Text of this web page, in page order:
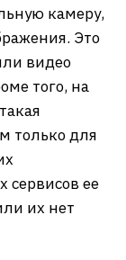
камеру,
Это
видео
того, на
только для
ее
их нет